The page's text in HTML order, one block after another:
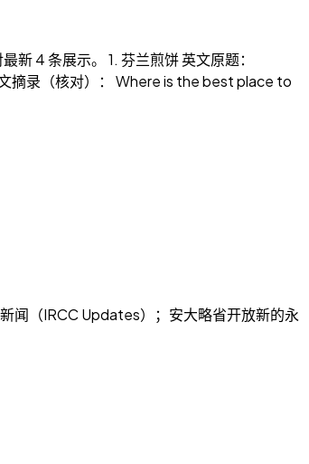
4 条展示。 1. 芬兰煎饼 英文原题：
摘录（核对）： Where is the best place to
闻（IRCC Updates）；安大略省开放新的永